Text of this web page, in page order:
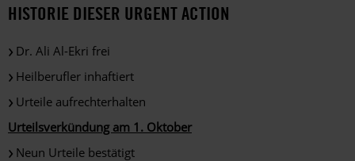
HISTORIE DIESER URGENT ACTION
Dr. Ali Al-Ekri frei
Heilberufler inhaftiert
Urteile aufrechterhalten
Urteilsverkündung am 1. Oktober
Neun Urteile bestätigt